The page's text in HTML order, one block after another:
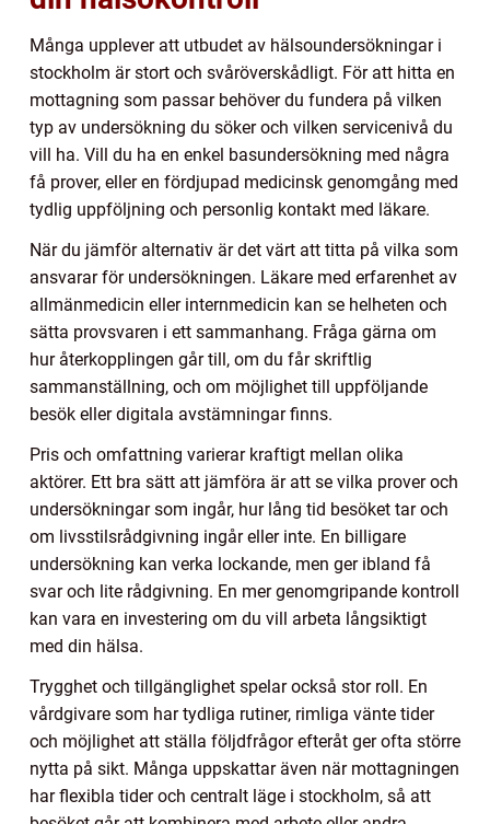
Många upplever att utbudet av hälsoundersökningar i
stockholm är stort och svåröverskådligt. För att hitta en
mottagning som passar behöver du fundera på vilken
typ av undersökning du söker och vilken servicenivå du
vill ha. Vill du ha en enkel basundersökning med några
få prover, eller en fördjupad medicinsk genomgång med
tydlig uppföljning och personlig kontakt med läkare.
När du jämför alternativ är det värt att titta på vilka som
ansvarar för undersökningen. Läkare med erfarenhet av
allmänmedicin eller internmedicin kan se helheten och
sätta provsvaren i ett sammanhang. Fråga gärna om
hur återkopplingen går till, om du får skriftlig
sammanställning, och om möjlighet till uppföljande
besök eller digitala avstämningar finns.
Pris och omfattning varierar kraftigt mellan olika
aktörer. Ett bra sätt att jämföra är att se vilka prover och
undersökningar som ingår, hur lång tid besöket tar och
om livsstilsrådgivning ingår eller inte. En billigare
undersökning kan verka lockande, men ger ibland få
svar och lite rådgivning. En mer genomgripande kontroll
kan vara en investering om du vill arbeta långsiktigt
med din hälsa.
Trygghet och tillgänglighet spelar också stor roll. En
vårdgivare som har tydliga rutiner, rimliga vänte tider
och möjlighet att ställa följdfrågor efteråt ger ofta större
nytta på sikt. Många uppskattar även när mottagningen
har flexibla tider och centralt läge i stockholm, så att